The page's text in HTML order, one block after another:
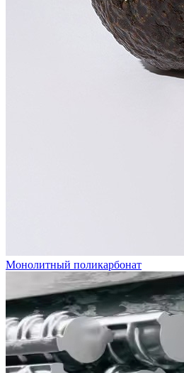
Монолитный поликарбонат